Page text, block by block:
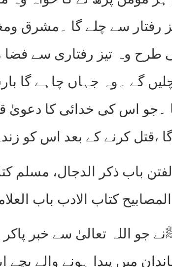
رفتار سے چلے گا ۔مشرق
طرح وہ تیز رفتاری سے
گے ۔وہ جہاں چاہے گا
۔جو اس کی خدائی کا دعویٰ
،قتل کرنے کے بعد اس کو
باب ذکر الدجال، مسلم
کتاب الادب باب
اللہ تعالیٰ سے خبر پاکر
میں پیدا ہونے والے